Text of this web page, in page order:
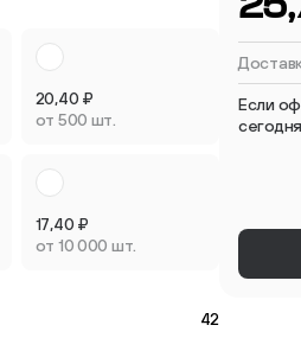
20,40 ₽
от 500 шт.
17,40 ₽
от 10 000 шт.
42
Если
Квадратные мебельные опоры
2 товара
Опоры пластиковые